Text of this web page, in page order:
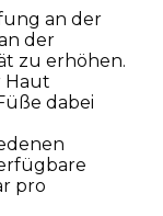
an der
der
zu erhöhen.
Haut
dabei
pro